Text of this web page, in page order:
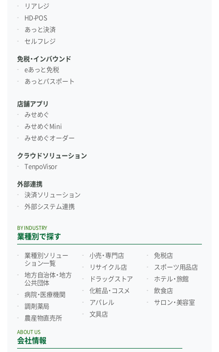
リアレジ
HD-POS
あっと決済
セルフレジ
免税・インバウンド
eあっと免税
あっとパスポート
店舗アプリ
みせめぐ
みせめぐMini
みせめぐオーダー
クラウドソリューション
TenpoVisor
外部連携
決済ソリューション
外部システム連携
業種別で探す
BY INDUSTRY
業種別ソリュー
ション一覧
地方自治体・地方
公共団体
病院・医療機関
調剤薬局
農産物直売所
小売・専門店
リサイクル店
ドラッグストア
化粧品・コスメ
アパレル
文具店
免税店
スポーツ用品店
ホテル・旅館
飲食店
サロン・美容室
会社情報
ABOUT US